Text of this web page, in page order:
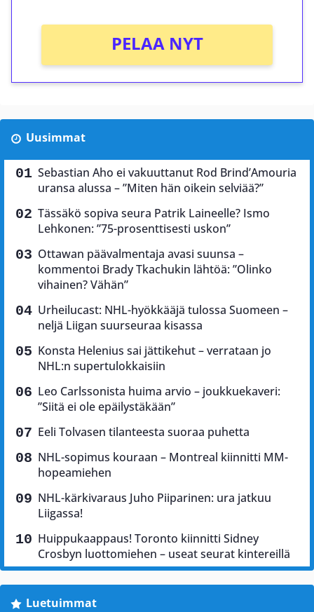
PELAA NYT
Uusimmat
Sebastian Aho ei vakuuttanut Rod Brind’Amouria
uransa alussa – ”Miten hän oikein selviää?”
Tässäkö sopiva seura Patrik Laineelle? Ismo
Lehkonen: ”75-prosenttisesti uskon”
Ottawan päävalmentaja avasi suunsa –
kommentoi Brady Tkachukin lähtöä: ”Olinko
vihainen? Vähän”
Urheilucast: NHL-hyökkääjä tulossa Suomeen –
neljä Liigan suurseuraa kisassa
Konsta Helenius sai jättikehut – verrataan jo
NHL:n supertulokkaisiin
Leo Carlssonista huima arvio – joukkuekaveri:
”Siitä ei ole epäilystäkään”
Eeli Tolvasen tilanteesta suoraa puhetta
NHL-sopimus kouraan – Montreal kiinnitti MM-
hopeamiehen
NHL-kärkivaraus Juho Piiparinen: ura jatkuu
Liigassa!
Huippukaappaus! Toronto kiinnitti Sidney
Crosbyn luottomiehen – useat seurat kintereillä
Luetuimmat